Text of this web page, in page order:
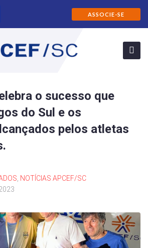
ASSOCIE-SE
o sucesso que
do Sul e os
pelos atletas
NOTÍCIAS APCEF/SC